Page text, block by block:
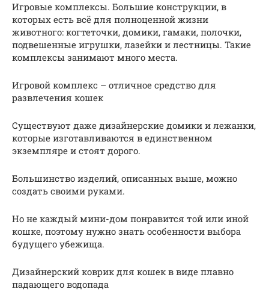
Игровые комплексы. Большие конструкции, в
которых есть всё для полноценной жизни
животного: когтеточки, домики, гамаки, полочки,
подвешенные игрушки, лазейки и лестницы. Такие
комплексы занимают много места.
Игровой комплекс – отличное средство для
развлечения кошек
Существуют даже дизайнерские домики и лежанки,
которые изготавливаются в единственном
экземпляре и стоят дорого.
Большинство изделий, описанных выше, можно
создать своими руками.
Но не каждый мини-дом понравится той или иной
кошке, поэтому нужно знать особенности выбора
будущего убежища.
Дизайнерский коврик для кошек в виде плавно
падающего водопада